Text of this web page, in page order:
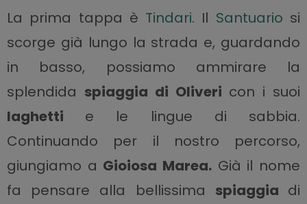
La prima tappa è Tindari. Il Santuario si
scorge già lungo la strada e, guardando
in basso, possiamo ammirare la
splendida spiaggia di Oliveri con i suoi
laghetti e le lingue di sabbia.
Continuando per il nostro percorso,
giungiamo a Gioiosa Marea. Già il nome
fa pensare alla bellissima spiaggia di